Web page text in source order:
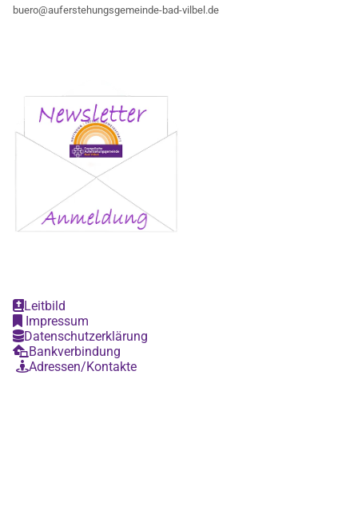
buero@auferstehungsgemeinde-bad-vilbel.de
Leitbild
Impressum
Datenschutzerklärung
Bankverbindung
Adressen/Kontakte